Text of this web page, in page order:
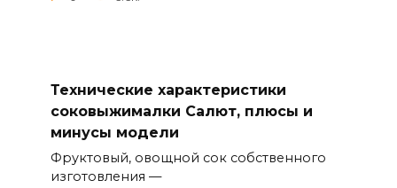
Технические характеристики
соковыжималки Салют, плюсы и
минусы модели
Фруктовый, овощной сок собственного
изготовления —